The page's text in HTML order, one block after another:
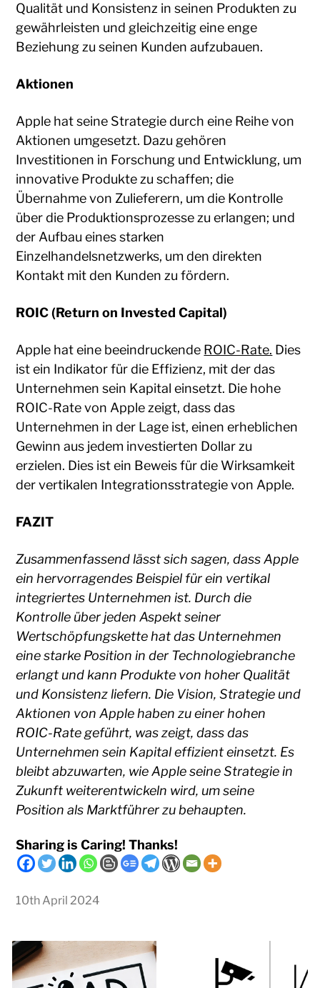
Qualität und Konsistenz in seinen Produkten zu
gewährleisten und gleichzeitig eine enge
Beziehung zu seinen Kunden aufzubauen.
Aktionen
Apple hat seine Strategie durch eine Reihe von
Aktionen umgesetzt. Dazu gehören
Investitionen in Forschung und Entwicklung, um
innovative Produkte zu schaffen; die
Übernahme von Zulieferern, um die Kontrolle
über die Produktionsprozesse zu erlangen; und
der Aufbau eines starken
Einzelhandelsnetzwerks, um den direkten
Kontakt mit den Kunden zu fördern.
ROIC (Return on Invested Capital)
Apple hat eine beeindruckende ROIC-Rate. Dies
ist ein Indikator für die Effizienz, mit der das
Unternehmen sein Kapital einsetzt. Die hohe
ROIC-Rate von Apple zeigt, dass das
Unternehmen in der Lage ist, einen erheblichen
Gewinn aus jedem investierten Dollar zu
erzielen. Dies ist ein Beweis für die Wirksamkeit
der vertikalen Integrationsstrategie von Apple.
FAZIT
Zusammenfassend lässt sich sagen, dass Apple
ein hervorragendes Beispiel für ein vertikal
integriertes Unternehmen ist. Durch die
Kontrolle über jeden Aspekt seiner
Wertschöpfungskette hat das Unternehmen
eine starke Position in der Technologiebranche
erlangt und kann Produkte von hoher Qualität
und Konsistenz liefern. Die Vision, Strategie und
Aktionen von Apple haben zu einer hohen
ROIC-Rate geführt, was zeigt, dass das
Unternehmen sein Kapital effizient einsetzt. Es
bleibt abzuwarten, wie Apple seine Strategie in
Zukunft weiterentwickeln wird, um seine
Position als Marktführer zu behaupten.
Sharing is Caring! Thanks!
10th April 2024